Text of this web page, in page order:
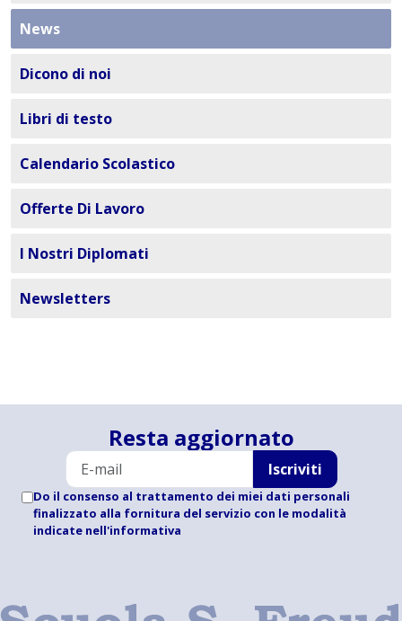
News
Dicono di noi
Libri di testo
Calendario Scolastico
Offerte Di Lavoro
I Nostri Diplomati
Newsletters
Resta aggiornato
Iscriviti
Do il consenso al trattamento dei miei dati personali
finalizzato alla fornitura del servizio con le modalità
indicate nell'informativa